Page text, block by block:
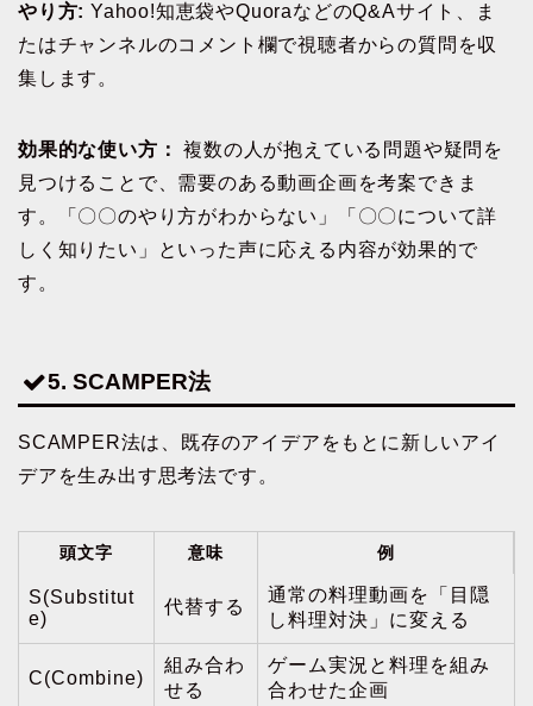
やり方: Yahoo!知恵袋やQuoraなどのQ&Aサイト、ま
たはチャンネルのコメント欄で視聴者からの質問を収
集します。
効果的な使い方：
複数の人が抱えている問題や疑問を
見つけることで、需要のある動画企画を考案できま
す。「〇〇のやり方がわからない」「〇〇について詳
しく知りたい」といった声に応える内容が効果的で
す。
5. SCAMPER法
SCAMPER法は、既存のアイデアをもとに新しいアイ
デアを生み出す思考法です。
頭文字 意味 例
S(Substitut
e)
代替する
通常の料理動画を「目隠
し料理対決」に変える
C(Combine)
組み合わ
せる
ゲーム実況と料理を組み
合わせた企画